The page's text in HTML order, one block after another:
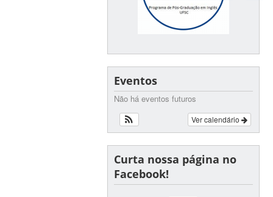
Eventos
Não há eventos futuros
Ver calendário
Curta nossa página no
Facebook!